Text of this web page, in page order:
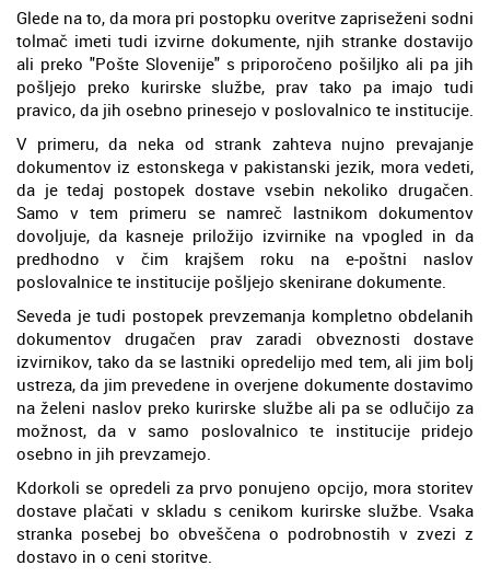
Glede na to, da mora pri postopku overitve zapriseženi sodni
tolmač imeti tudi izvirne dokumente, njih stranke dostavijo
ali preko "Pošte Slovenije" s priporočeno pošiljko ali pa jih
pošljejo preko kurirske službe, prav tako pa imajo tudi
pravico, da jih osebno prinesejo v poslovalnico te institucije.
V primeru, da neka od strank zahteva nujno prevajanje
dokumentov iz estonskega v pakistanski jezik, mora vedeti,
da je tedaj postopek dostave vsebin nekoliko drugačen.
Samo v tem primeru se namreč lastnikom dokumentov
dovoljuje, da kasneje priložijo izvirnike na vpogled in da
predhodno v čim krajšem roku na e-poštni naslov
poslovalnice te institucije pošljejo skenirane dokumente.
Seveda je tudi postopek prevzemanja kompletno obdelanih
dokumentov drugačen prav zaradi obveznosti dostave
izvirnikov, tako da se lastniki opredelijo med tem, ali jim bolj
ustreza, da jim prevedene in overjene dokumente dostavimo
na želeni naslov preko kurirske službe ali pa se odlučijo za
možnost, da v samo poslovalnico te institucije pridejo
osebno in jih prevzamejo.
Kdorkoli se opredeli za prvo ponujeno opcijo, mora storitev
dostave plačati v skladu s cenikom kurirske službe. Vsaka
stranka posebej bo obveščena o podrobnostih v zvezi z
dostavo in o ceni storitve.